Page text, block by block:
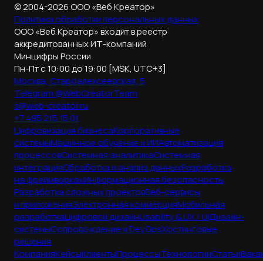
© 2004-2026 ООО «Веб Креатор»
Политика обработкиперсональных данных
ООО «Веб Креатор» входит в реестр
аккредитованных ИТ-компаний
Минцифры России
Пн-Пт с 10:00 до 19:00 [MSK, UTC+3]
Москва, Староалексеевская, 5
Telegram @WebCreatorTeam
s@web-creator.ru
+7 495 215 15 01
Цифровизация бизнесаКорпоративные
системыМашинное обучение и ИИАвтоматизация
процессовСистемная аналитикаСистемная
интеграцияОбработка и анализ данныхРазработка
на фреймворкахИнформационная безопасность
Разработка сложных проектовВеб-сервисы
и приложенияЭлектронная коммерцияМобильная
разработкаЦифровой дизайнUsability & UX / UIДизайн-
системыСопровождение и DevOpsХостинговые
решения
КомпанияКейсыКлиентыПроцессыТехнологииСтатьи